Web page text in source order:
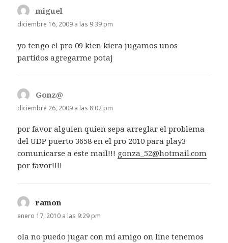
miguel
diciembre 16, 2009 a las 9:39 pm
yo tengo el pro 09 kien kiera jugamos unos
partidos agregarme potaj
Gonz@
diciembre 26, 2009 a las 8:02 pm
por favor alguien quien sepa arreglar el problema
del UDP puerto 3658 en el pro 2010 para play3
comunicarse a este mail!!! gonza_52@hotmail.com
por favor!!!!
ramon
enero 17, 2010 a las 9:29 pm
ola no puedo jugar con mi amigo on line tenemos